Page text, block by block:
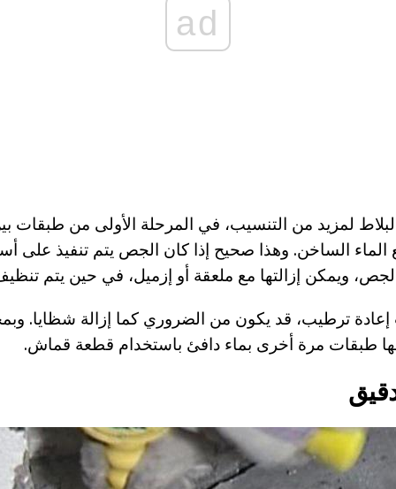
ad
لمزيد من التنسيب، في المرحلة الأولى من طبقات
الساخن. وهذا صحيح إذا كان الجص يتم تنفيذ على
ويمكن إزالتها مع ملعقة أو إزميل، في حين يتم
ترطيب، قد يكون من الضروري كما إزالة شظايا.
طبقات مرة أخرى بماء دافئ باستخدام قطعة قماش.